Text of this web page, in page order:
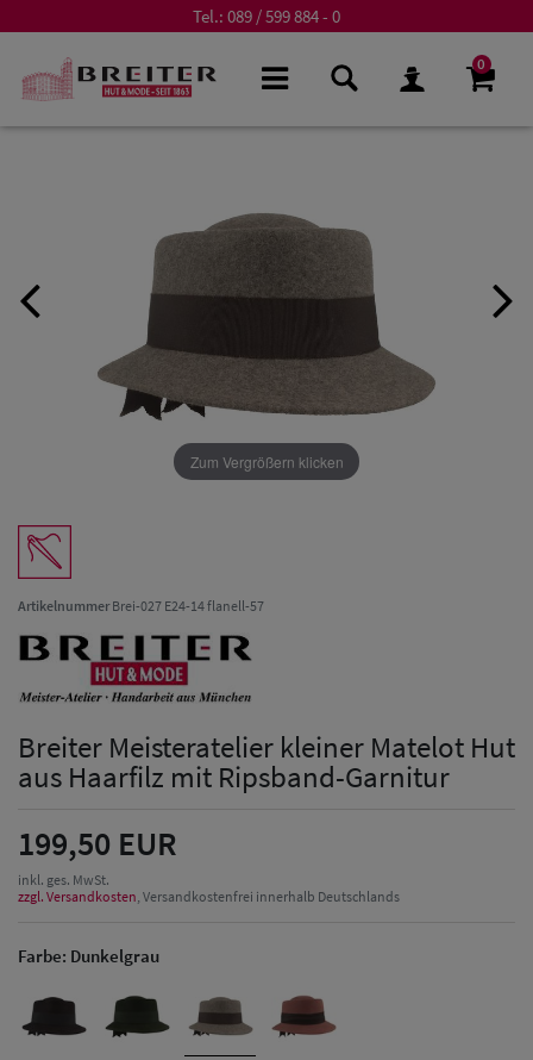
Tel.: 089 / 599 884 - 0
0
Zum Vergrößern klicken
ArtikelnummerBrei-027 E24-14 flanell-57
Breiter Meisteratelier kleiner Matelot Hut
aus Haarfilz mit Ripsband-Garnitur
199,50 EUR
inkl. ges. MwSt.
zzgl. Versandkosten , Versandkostenfrei innerhalb Deutschlands
Farbe: Dunkelgrau